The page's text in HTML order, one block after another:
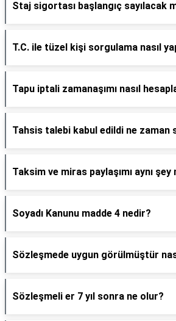
Staj sigortası başlangıç sayılacak
T.C. ile tüzel kişi sorgulama nasıl
Tapu iptali zamanaşımı nasıl
Tahsis talebi kabul edildi ne zaman
Taksim ve miras paylaşımı aynı şey
Soyadı Kanunu madde 4 nedir?
Sözleşmede uygun görülmüştür
Sözleşmeli er 7 yıl sonra ne olur?